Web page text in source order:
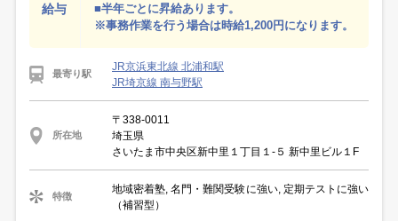
給与
■半年ごとに昇給あります。
※事務作業を行う場合は時給1,200円になります。
最寄り駅
JR京浜東北線 北浦和駅
JR埼京線 南与野駅
所在地
〒338-0011
埼玉県
さいたま市中央区新中里１丁目１-５ 新中里ビル１F
特徴
地域密着塾, 名門・難関受験に強い, 定期テストに強い
（補習型）